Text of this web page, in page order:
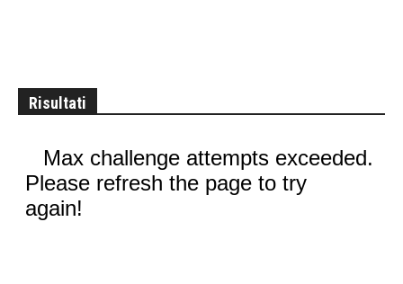
Risultati